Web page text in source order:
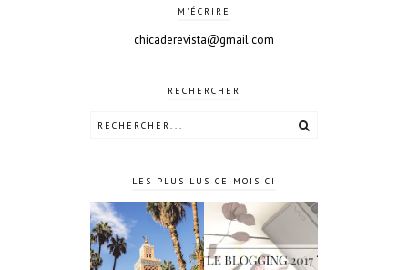
M'ÉCRIRE
chicaderevista@gmail.com
RECHERCHER
LES PLUS LUS CE MOIS CI
4 jours à
Le blogging